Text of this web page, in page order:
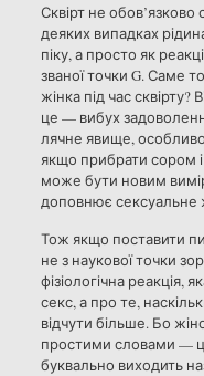
Сквірт не
деяких випадках
піку, а просто як
званої точки G. Саме
жінка під час сквірту?
це — вибух
лячне явище,
якщо прибрати сором
може бути новим
доповнює сексуальне
Тож якщо поставити
не з наукової точки
фізіологічна реакція,
секс, а про те,
відчути більше. Бо
простими словами —
буквально виходить